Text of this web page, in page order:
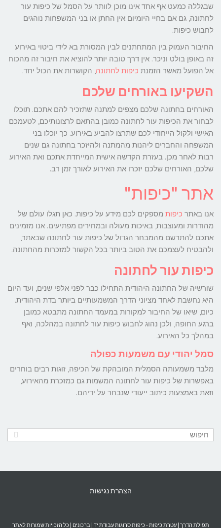
שבגללה כמעט אף אחד אינו מוכן לוותר על הסמל של כיפות עור
לחתונה, גם אם בחיי היומיום אין החתן או בני המשפחות נוהגים
לחבוש כיפות.
החיבור העמוק בין המתחתנים לבין המסורת בא לידי ביטוי באירוע
זה באופן בולט וניכר. אין דרך טובה יותר להוציא את חיבור זה מהכוח
אל הפועל מאשר הזמנת כיפות לחתונה, הקושרות את הכול יחד.
השקיעו באורחים שלכם
האורחים בחתונה שלכם מצפים למתנה שתזכיר להם אתכם. תוכלו
לבחור את הכיפות עור לחתונה כמובן בהתאם לרצונותיכם, לטעמכם
האישי ולקול הייחודי לכם שתרצו להביע באירוע. כך יוכלו בני
המשפחה והחברים ליהנות מהמתנה ולהיזכר בחתונה גם שנים
רבות לאחר מכן. בעזרת הקדשה אישית המייחדת אתכם ואת האירוע
שלכם, האורחים שלכם יזכרו את האירוע לאורך זמן רב.
אתר "כיפות"
אנו באתר כיפות מספקים לכם מידע על כיפות. כאן תגלו עולם של
מהודרות ומעוצבות, באיכות מעולה ובמחירים מפתיעים. אנו מזמינים
אתכם להתרשם מהמבחר הגדול של כיפות עור לחתונה שבאתר,
ולהבטיח לעצמכם את הטוב ביותר בכל הקשור למזכרות מהחתונה.
כיפות עור לחתונה
שורשיה של החתונה היהודית התחילו כבר לפני אלפי שנים, ועד היום
היא נחשבת לאחד מציוני הדרך המשמעותיים ביותר בדת היהודית.
כיום, שיאו של החיבור למקורות במעמד החתונה מתבטא כמובן
ברגע החופה, ולכן נהוג לחבוש כיפות עור לחתונה במהלכה, ואף
במהלך כל האירוע.
סמל יהודי עם משמעות כפולה
מלבד משמעותה הסמלית המובהקת של הכיפה, זוגות רבים בוחרים
באפשרות של כיפות עור לחתונה המשמות גם כמזכרת מהאירוע,
וזאת באמצעות כיתוב ייעודי שנבחר על ידיהם.
הצהרת נגישות
תפילת הדרך |עטרת כיפות - כיפות סרוגות עבודת יד | ברכונים | כל הזכויות שמורות לאתר